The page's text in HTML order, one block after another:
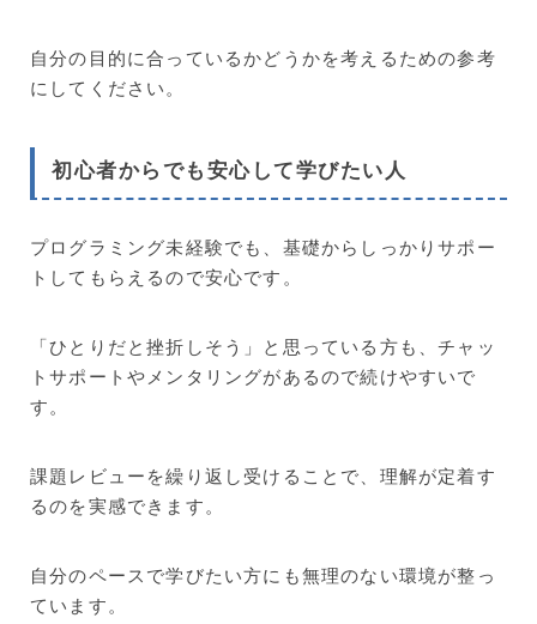
自分の目的に合っているかどうかを考えるための参考
にしてください。
初心者からでも安心して学びたい人
プログラミング未経験でも、基礎からしっかりサポー
トしてもらえるので安心です。
「ひとりだと挫折しそう」と思っている方も、チャッ
トサポートやメンタリングがあるので続けやすいで
す。
課題レビューを繰り返し受けることで、理解が定着す
るのを実感できます。
自分のペースで学びたい方にも無理のない環境が整っ
ています。